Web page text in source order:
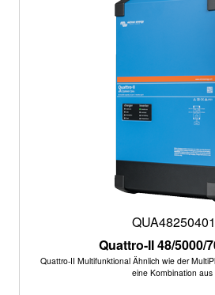
Quattro-II 48/5000/
Quattro-II Multifunktional Ähnlich wie der
eine Kombination aus